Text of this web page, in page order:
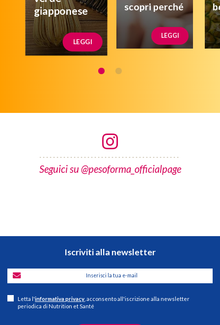
giapponese
LEGGI
scopri perché
LEGGI
Seguici su @pesoforma_officialpage
Iscriviti alla newsletter
Letta l'informativa privacy , acconsento all'iscrizione alla newsletter
periodica di Nutrition et Santé